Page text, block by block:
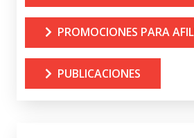
PROMOCIONES PARA
PUBLICACIONES